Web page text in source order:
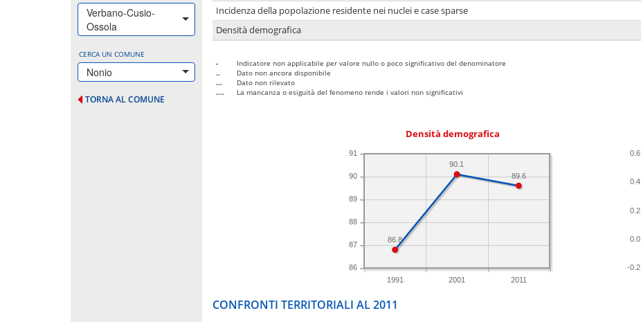
Verbano-Cusio-
Ossola
CERCA UN COMUNE
Nonio
TORNA AL COMUNE
Incidenza della popolazione residente nei nuclei e case sparse
Densità demografica
-
Indicatore non applicabile per valore nullo o poco significativo del denominatore
..
Dato non ancora disponibile
...
Dato non rilevato
....
La mancanza o esiguità del fenomeno rende i valori non significativi
Densità demografica
1991 2001 2011
86
87
88
89
90
91
89.6
90.1
86.8
-0.2
0.0
0.2
0.4
0.6
CONFRONTI TERRITORIALI AL 2011